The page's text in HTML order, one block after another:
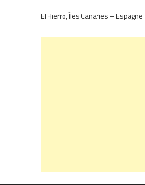
El Hierro, Îles Canaries – Espagne